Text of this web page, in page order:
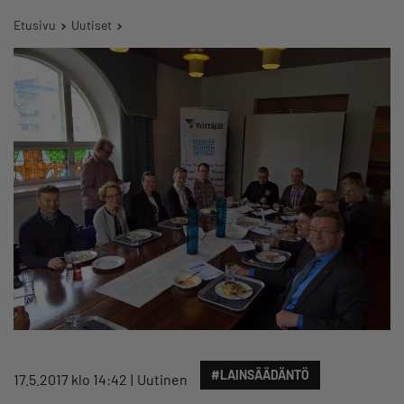
Etusivu Uutiset
17.5.2017 klo 14:42 Uutinen #LAINSÄÄDÄNTÖ